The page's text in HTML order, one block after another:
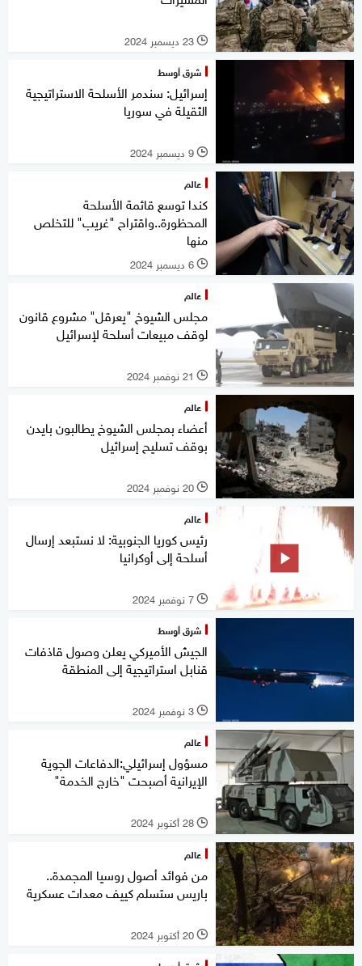
l 23 ديسمبر 2024
شرق أوسط
إسرائيل: سندمر الأسلحة الاستراتيجية
الثقيلة في سوريا
l 9 ديسمبر 2024
عالم
كندا توسع قائمة الأسلحة
المحظورة..واقتراح "غريب" للتخلص
منها
l 6 ديسمبر 2024
عالم
مجلس الشيوخ "يعرقل" مشروع قانون
لوقف مبيعات أسلحة لإسرائيل
l 21 نوفمبر 2024
عالم
أعضاء بمجلس الشيوخ يطالبون بايدن
بوقف تسليح إسرائيل
l 20 نوفمبر 2024
عالم
رئيس كوريا الجنوبية: لا نستبعد إرسال
أسلحة إلى أوكرانيا
l 7 نوفمبر 2024
شرق أوسط
الجيش الأميركي يعلن وصول قاذفات
قنابل استراتيجية إلى المنطقة
l 3 نوفمبر 2024
عالم
مسؤول إسرائيلي:الدفاعات الجوية
الإيرانية أصبحت "خارج الخدمة"
l 28 أكتوبر 2024
عالم
من فوائد أصول روسيا المجمدة..
باريس ستسلم كييف معدات عسكرية
l 20 أكتوبر 2024